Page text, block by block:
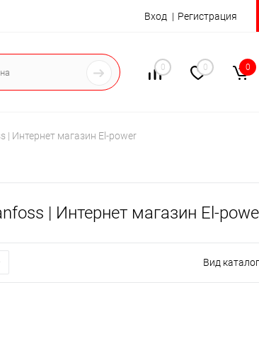
Вход Регистрация
0 0 0
| Интернет магазин El-power
| Интернет магазин El-
Вид